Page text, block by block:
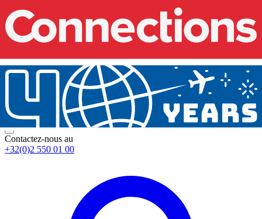
Contactez-nous au
+32(0)2 550 01 00